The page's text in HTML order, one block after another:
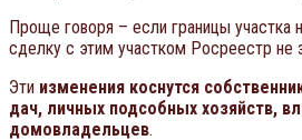
Проще говоря – если границы участка
сделку с этим участком Росреестр не
Эти изменения коснутся
дач, личных подсобных хозяйств,
домовладельцев.